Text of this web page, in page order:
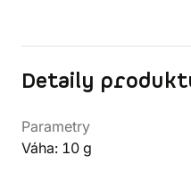
Detaily
Parametry
Váha: 10 g